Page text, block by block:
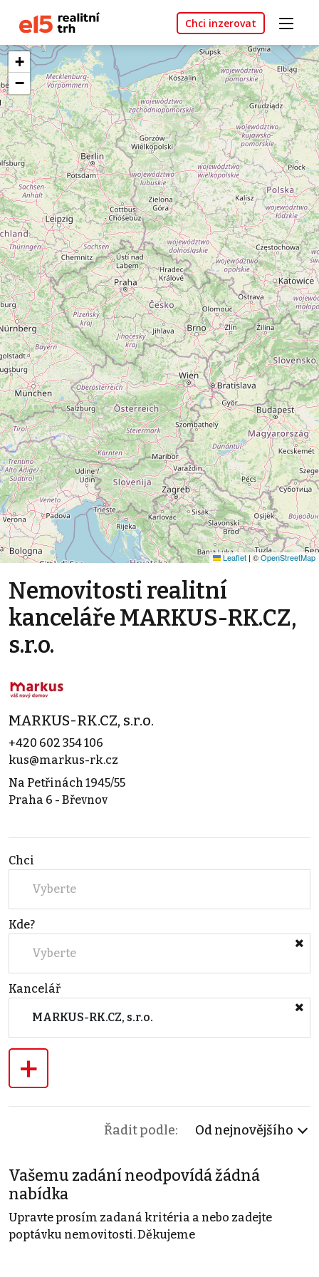
Chci inzerovat
+
−
Leaflet | ©OpenStreetMap
Nemovitosti realitní
kanceláře MARKUS-RK.CZ,
s.r.o.
MARKUS-RK.CZ, s.r.o.
+420 602 354 106
kus@markus-rk.cz
Na Petřinách 1945/55
Praha 6 - Břevnov
Chci
Vyberte
Kde?
Vyberte
Kancelář
MARKUS-RK.CZ, s.r.o.
+
Řadit podle: Od nejnovějšího
Vašemu zadání neodpovídá žádná
nabídka
Upravte prosím zadaná kritéria a nebo zadejte
poptávku nemovitosti. Děkujeme